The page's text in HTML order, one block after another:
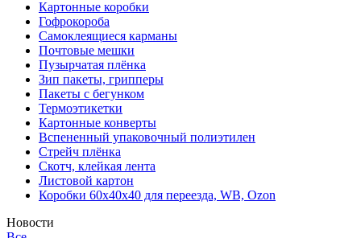
Картонные коробки
Гофрокороба
Самоклеящиеся карманы
Почтовые мешки
Пузырчатая плёнка
Зип пакеты, грипперы
Пакеты с бегунком
Термоэтикетки
Картонные конверты
Вспененный упаковочный полиэтилен
Стрейч плёнка
Скотч, клейкая лента
Листовой картон
Коробки 60х40х40 для переезда, WB, Ozon
Новости